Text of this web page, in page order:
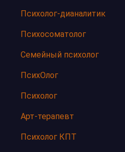
Психолог-дианалитик
Психосоматолог
Семейный психолог
ПсихОлог
Психолог
Арт-терапевт
Психолог КПТ